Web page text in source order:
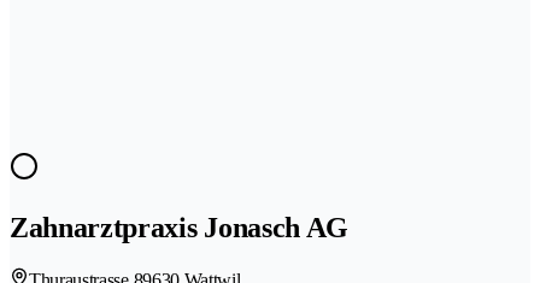
Zahnarztpraxis Jonasch AG